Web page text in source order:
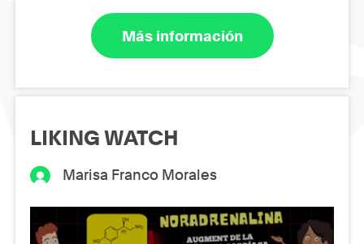
Más información
LIKING WATCH
Marisa Franco Morales